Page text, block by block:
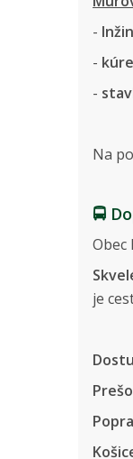
-
-
-
Na
🚍
Obec
je